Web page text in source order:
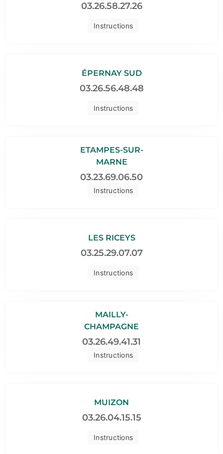
Instructions
03.26.58.27.26
Instructions
ÉPERNAY SUD
03.26.56.48.48
Instructions
ETAMPES-SUR-
MARNE
03.23.69.06.50
Instructions
LES RICEYS
03.25.29.07.07
Instructions
MAILLY-
CHAMPAGNE
03.26.49.41.31
Instructions
MUIZON
03.26.04.15.15